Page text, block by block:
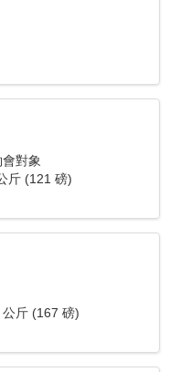
對象
斤 (121 磅)
斤 (167 磅)